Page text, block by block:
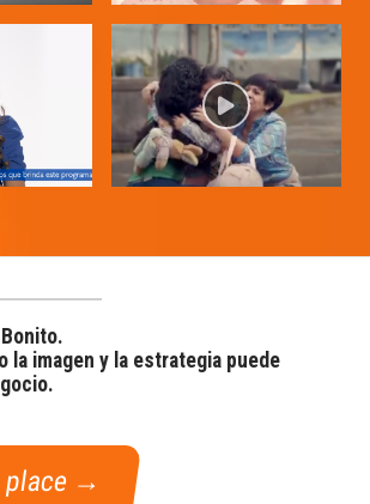
Bonito.
la imagen y la estrategia puede
place →